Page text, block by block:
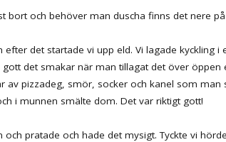
bort och behöver man duscha finns det nere
det startade vi upp eld. Vi lagade kyckling
det smakar när man tillagat det över öppen
av pizzadeg, smör, socker och kanel som man
i munnen smälte dom. Det var riktigt gott!
och pratade och hade det mysigt. Tyckte vi